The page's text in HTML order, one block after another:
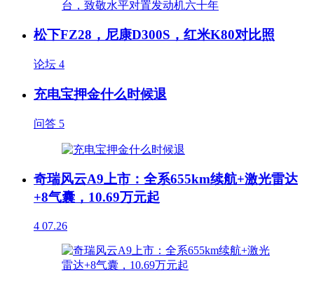
松下FZ28，尼康D300S，红米K80对比照
论坛 4
充电宝押金什么时候退
问答 5
奇瑞风云A9上市：全系655km续航+激光雷达
+8气囊，10.69万元起
4 07.26